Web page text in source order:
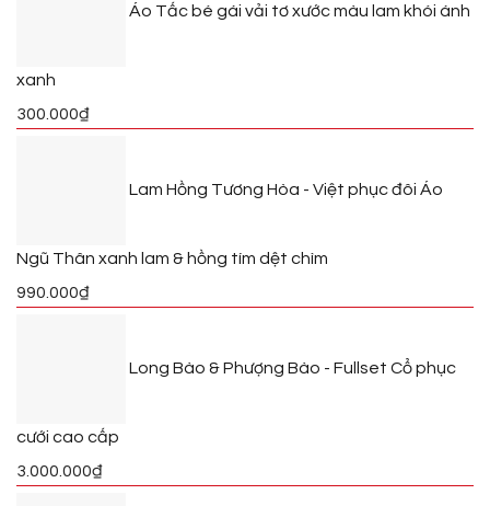
Áo Tấc bé gái vải tơ xước màu lam khói ánh
xanh
300.000₫
Lam Hồng Tương Hòa - Việt phục đôi Áo
Ngũ Thân xanh lam & hồng tím dệt chìm
990.000₫
Long Bào & Phượng Bào - Fullset Cổ phục
cưới cao cấp
3.000.000₫